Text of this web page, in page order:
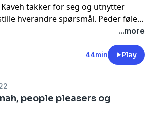
Kaveh takker for seg og utnytter
hverandre spørsmål. Peder føler
Cecilie vil unngå å bli
psykologtimer, og Kaveh
gode valg.
Hør episoden i appen
...more
44min Play
people pleasers og